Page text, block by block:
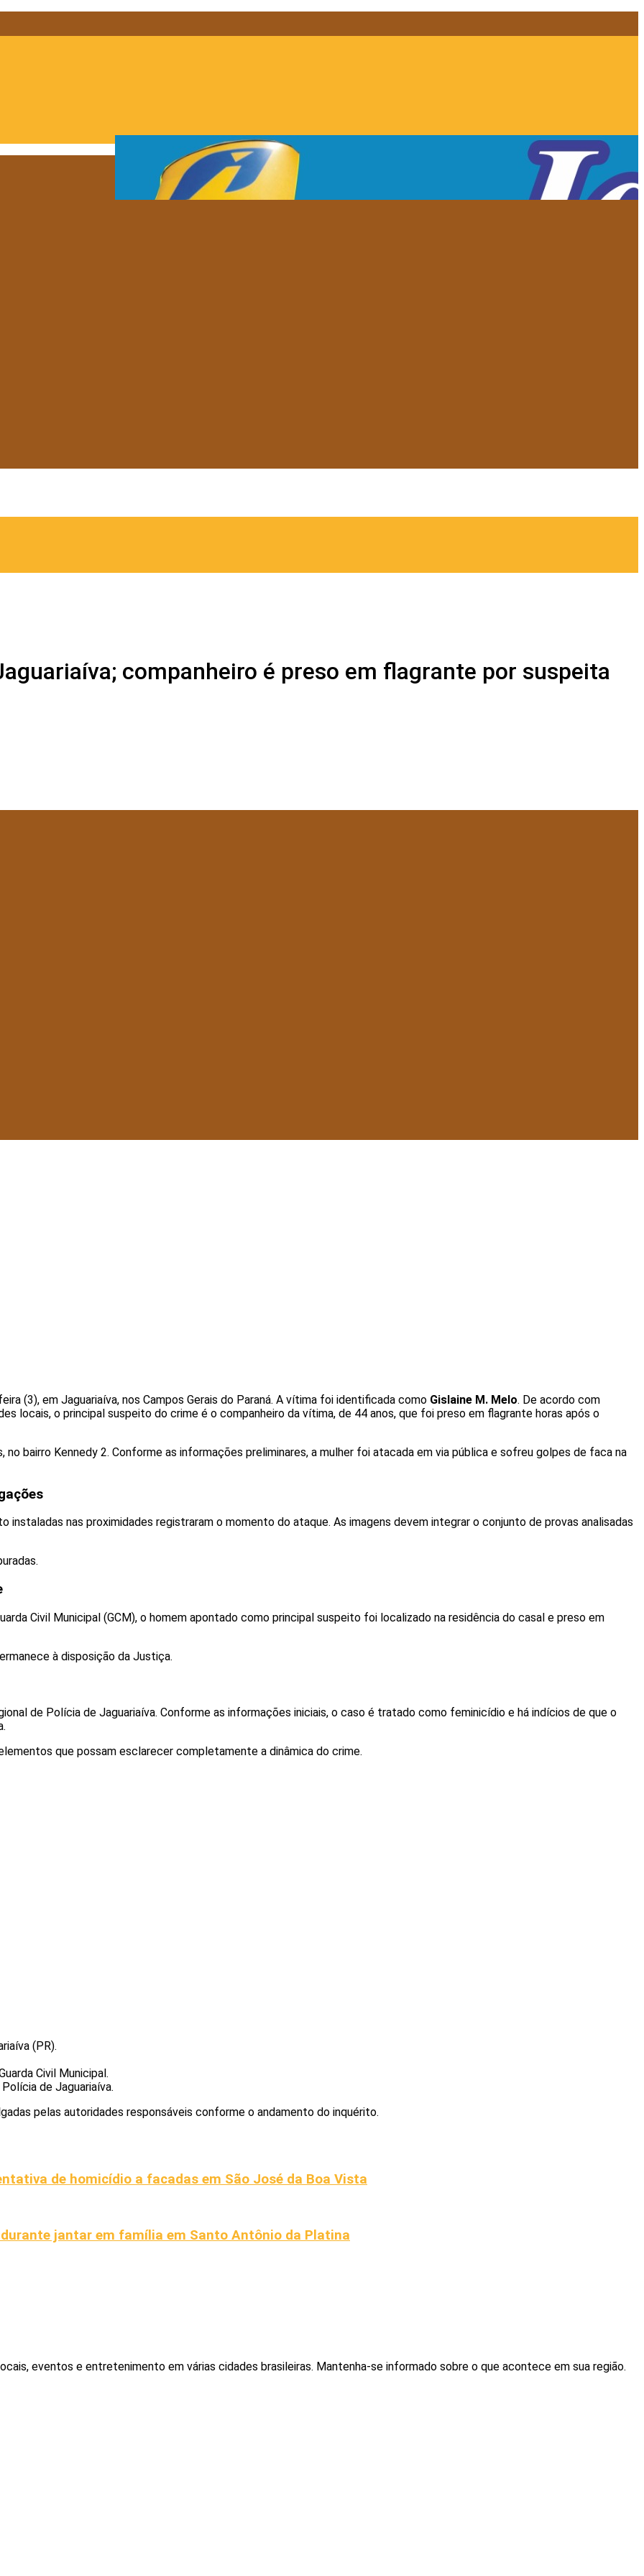
companheiro é preso em flagrante por suspeita
(3), em Jaguariaíva, nos Campos Gerais do Paraná. A vítima foi identificada como Gislaine M. Melo. De acordo com
locais, o principal suspeito do crime é o companheiro da vítima, de 44 anos, que foi preso em flagrante horas após o
bairro Kennedy 2. Conforme as informações preliminares, a mulher foi atacada em via pública e sofreu golpes de faca na
instaladas nas proximidades registraram o momento do ataque. As imagens devem integrar o conjunto de provas analisadas
Civil Municipal (GCM), o homem apontado como principal suspeito foi localizado na residência do casal e preso em
à disposição da Justiça.
de Polícia de Jaguariaíva. Conforme as informações iniciais, o caso é tratado como feminicídio e há indícios de que o
que possam esclarecer completamente a dinâmica do crime.
(PR).
Civil Municipal.
de Jaguariaíva.
pelas autoridades responsáveis conforme o andamento do inquérito.
de homicídio a facadas em São José da Boa Vista
jantar em família em Santo Antônio da Platina
eventos e entretenimento em várias cidades brasileiras. Mantenha-se informado sobre o que acontece em sua região.